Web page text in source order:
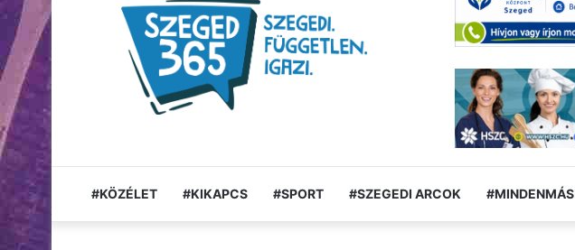
#KÖZÉLET #KIKAPCS #SPORT #SZEGEDI ARCOK #MINDENMÁS